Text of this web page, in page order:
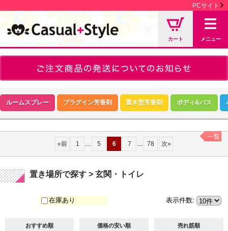
PCサイト
カート メニュー
ルームスプレー プラグイン芳香剤 置き型芳香剤 ボディ&バス
置き場所で探す > 玄関・トイレ
一覧
おすすめ順 価格の安い順 売れ筋順
表示件数:
在庫あり
«前 1 5 6 7 78 次»